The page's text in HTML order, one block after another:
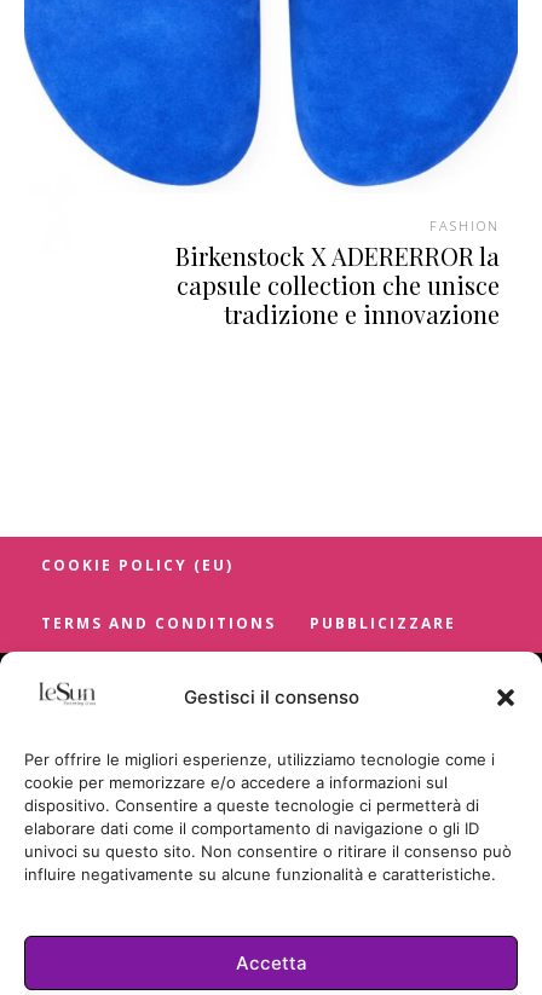
Gestisci il consenso
Per offrire le migliori esperienze, utilizziamo tecnologie come i
cookie per memorizzare e/o accedere a informazioni sul
dispositivo. Consentire a queste tecnologie ci permetterà di
elaborare dati come il comportamento di navigazione o gli ID
univoci su questo sito. Non consentire o ritirare il consenso può
influire negativamente su alcune funzionalità e caratteristiche.
Accetta
FASHION
Birkenstock X ADERERROR la
capsule collection che unisce
tradizione e innovazione
COOKIE POLICY (EU)
TERMS AND CONDITIONS PUBBLICIZZARE